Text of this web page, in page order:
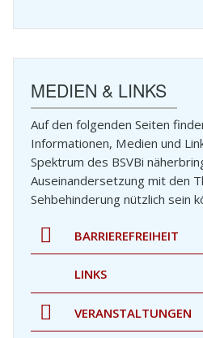
MEDIEN & LINKS
Auf den folgenden Seiten
Informationen, Medien und
Spektrum des BSVBi
Auseinandersetzung mit den
Sehbehinderung nützlich sein
BARRIEREFREIHEIT
LINKS
VERANSTALTUNGEN